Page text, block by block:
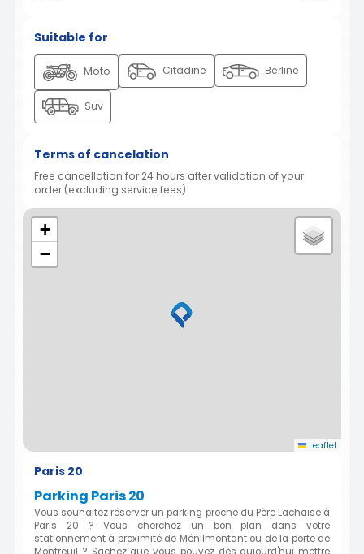
Suitable for
Moto Citadine Berline
Suv
Terms of cancelation
Free cancellation for 24 hours after validation of your
order (excluding service fees)
+
−
Leaflet
Paris 20
Parking Paris 20
Vous souhaitez réserver un parking proche du Père Lachaise à
Paris 20 ? Vous cherchez un bon plan dans votre
stationnement à proximité de Ménilmontant ou de la porte de